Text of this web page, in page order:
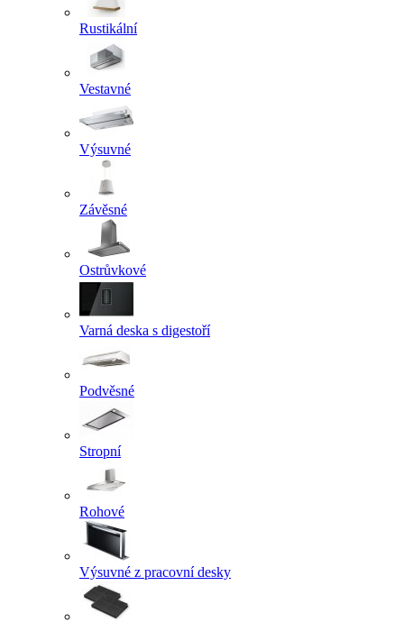
Rustikální
Vestavné
Výsuvné
Závěsné
Ostrůvkové
Varná deska s digestoří
Podvěsné
Stropní
Rohové
Výsuvné z pracovní desky